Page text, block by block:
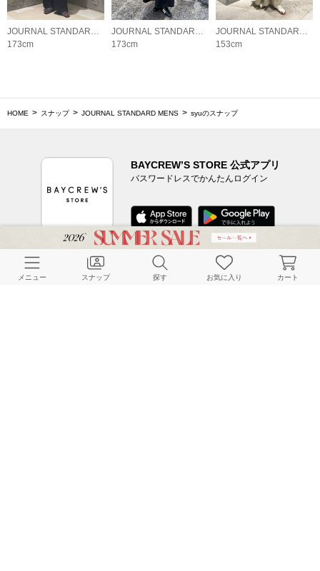
JOURNAL STANDARD LADYS
173cm
JOURNAL STANDARD LADYS
173cm
JOURNAL STANDARD LADYS
153cm
HOME スナップ JOURNAL STANDARD MENS syuのスナップ
BAYCREW’S STORE 公式アプリ
パスワードレスでかんたんログイン
CUSTOMER SERVICE
メニュー スナップ 探す お気に入り カート